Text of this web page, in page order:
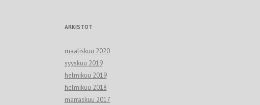
ARKISTOT
maaliskuu 2020
syyskuu 2019
helmikuu 2019
helmikuu 2018
marraskuu 2017